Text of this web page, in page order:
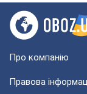
Про компанію
Правова